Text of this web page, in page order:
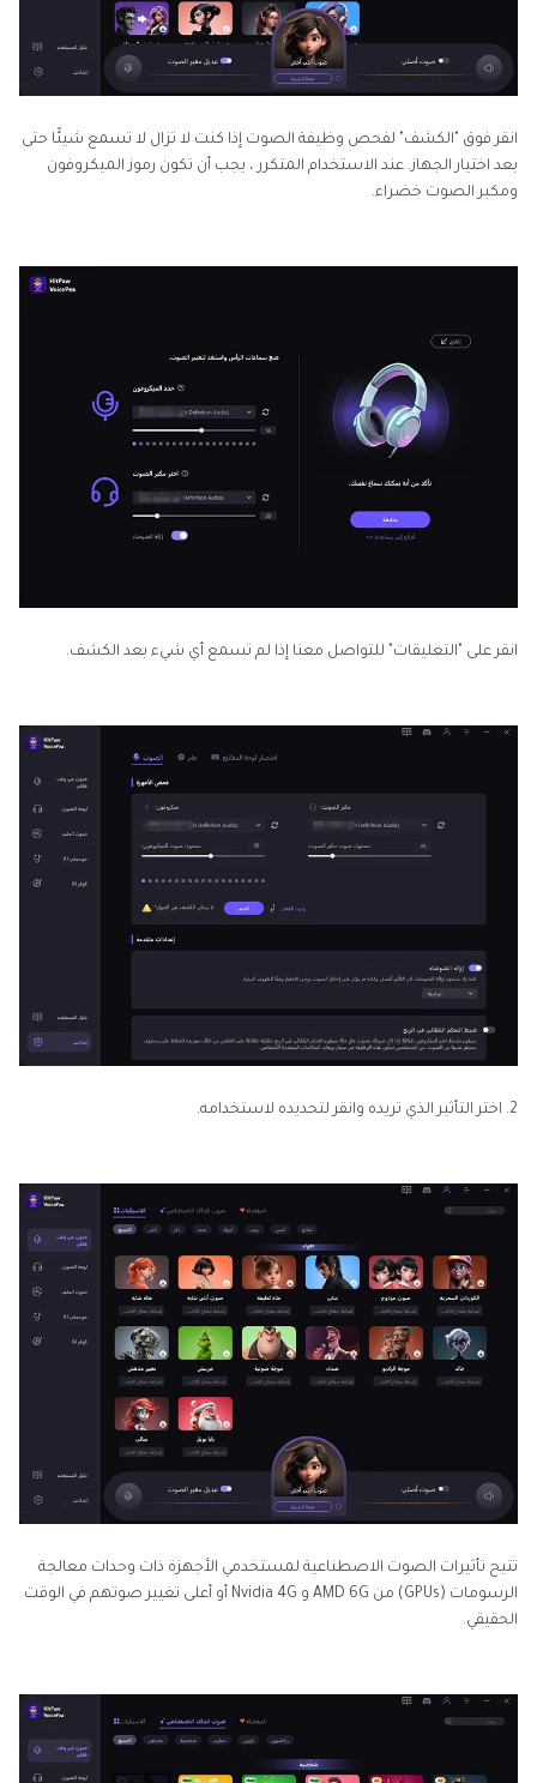
انقر فوق "الكشف" لفحص وظيفة الصوت إذا كنت لا تزال لا تسمع شيئًا حتى
بعد اختيار الجهاز. عند الاستخدام المتكرر ، يجب أن تكون رموز الميكروفون
ومكبر الصوت خضراء.
انقر على "التعليقات" للتواصل معنا إذا لم تسمع أي شيء بعد الكشف.
2. اختر التأثير الذي تريده وانقر لتحديده لاستخدامه.
تتيح تأثيرات الصوت الاصطناعية لمستخدمي الأجهزة ذات وحدات معالجة
الرسومات (GPUs) من AMD 6G و Nvidia 4G أو أعلى تغيير صوتهم في الوقت
الحقيقي.